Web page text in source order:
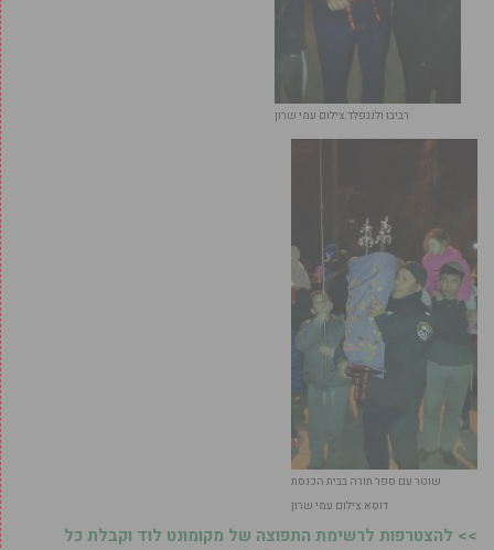
רביבו ולנגפלד.צילום עמי שרון
שוטר עם ספר תורה בבית הכנסת
דוסא.צילום עמי שרון
>> להצטרפות לרשימת התפוצה של מקומונט לוד וקבלת כל